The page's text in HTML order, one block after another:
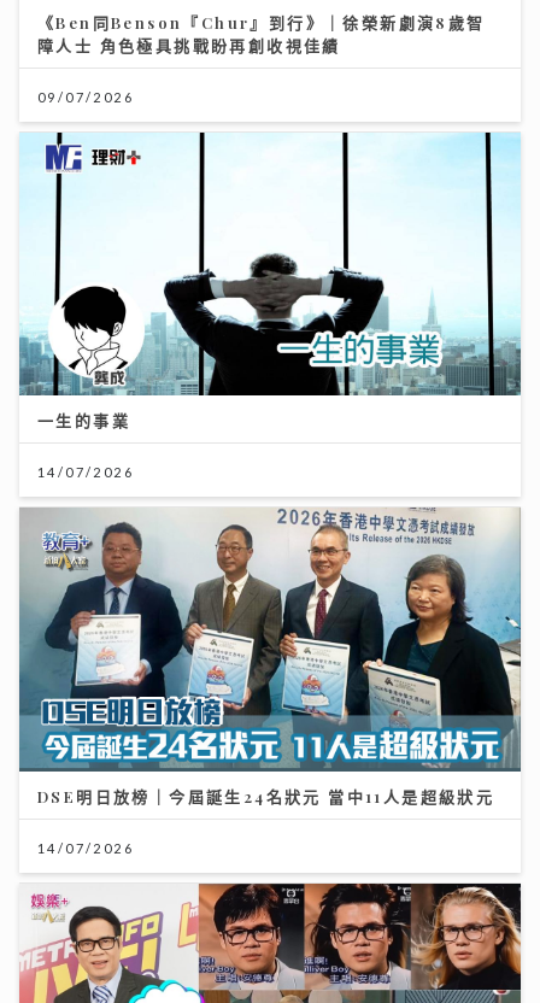
《Ben同Benson『Chur』到行》｜徐榮新劇演8歲智
障人士 角色極具挑戰盼再創收視佳績
09/07/2026
一生的事業
14/07/2026
DSE明日放榜｜今屆誕生24名狀元 當中11人是超級狀元
14/07/2026